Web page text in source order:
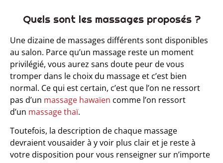
Quels sont les massages proposés ?​
Une dizaine de massages différents sont disponibles
au salon. Parce qu’un massage reste un moment
privilégié, vous aurez sans doute peur de vous
tromper dans le choix du massage et c’est bien
normal. Ce qui est certain, c’est que l’on ne ressort
pas d’un massage hawaïen comme l’on ressort
d’un massage thaï.
Toutefois, la description de chaque massage
devraient vousaider à y voir plus clair et je reste à
votre disposition pour vous renseigner sur n’importe